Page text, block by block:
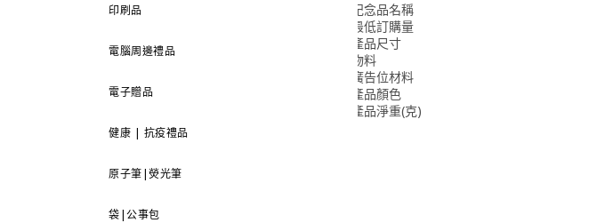
印刷品
電腦周邊禮品
電子贈品
健康 | 抗疫禮品
原子筆|熒光筆
袋|公事包
紀念品名稱
最低訂購量
產品尺寸
物料
廣告位材料
產品顏色
產品淨重(克)